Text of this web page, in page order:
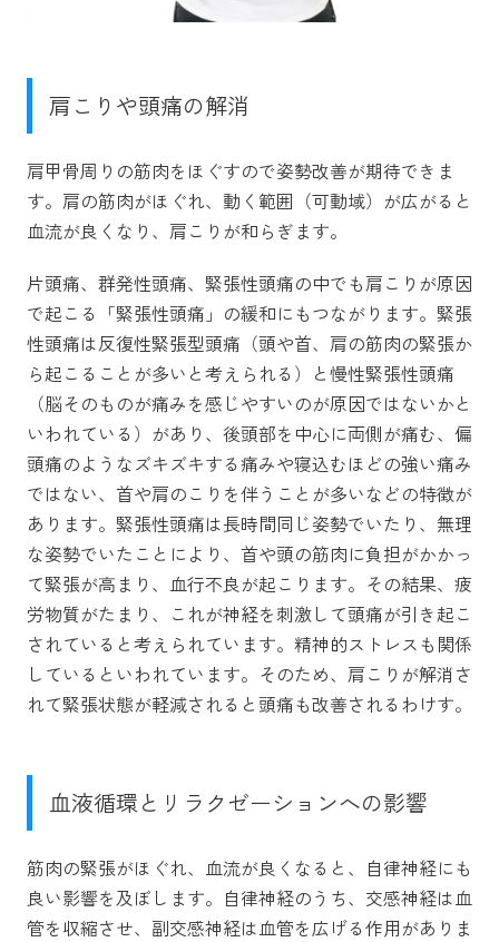
肩こりや頭痛の解消
肩甲骨周りの筋肉をほぐすので姿勢改善が期待できま
す。肩の筋肉がほぐれ、動く範囲（可動域）が広がると
血流が良くなり、肩こりが和らぎます。
片頭痛、群発性頭痛、緊張性頭痛の中でも肩こりが原因
で起こる「緊張性頭痛」の緩和にもつながります。緊張
性頭痛は反復性緊張型頭痛（頭や首、肩の筋肉の緊張か
ら起こることが多いと考えられる）と慢性緊張性頭痛
（脳そのものが痛みを感じやすいのが原因ではないかと
いわれている）があり、後頭部を中心に両側が痛む、偏
頭痛のようなズキズキする痛みや寝込むほどの強い痛み
ではない、首や肩のこりを伴うことが多いなどの特徴が
あります。緊張性頭痛は長時間同じ姿勢でいたり、無理
な姿勢でいたことにより、首や頭の筋肉に負担がかかっ
て緊張が高まり、血行不良が起こります。その結果、疲
労物質がたまり、これが神経を刺激して頭痛が引き起こ
されていると考えられています。精神的ストレスも関係
しているといわれています。そのため、肩こりが解消さ
れて緊張状態が軽減されると頭痛も改善されるわけす。
血液循環とリラクゼーションへの影響
筋肉の緊張がほぐれ、血流が良くなると、自律神経にも
良い影響を及ぼします。自律神経のうち、交感神経は血
管を収縮させ、副交感神経は血管を広げる作用がありま